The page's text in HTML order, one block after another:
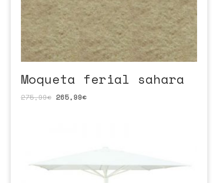
Moqueta ferial sahara
275,99€ 265,99€